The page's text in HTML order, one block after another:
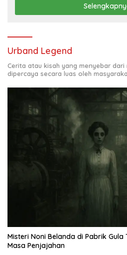
Urband Legend
Cerita atau kisah yang menyebar dari
dipercaya secara luas oleh
Misteri Noni Belanda di Pabrik
Masa Penjajahan